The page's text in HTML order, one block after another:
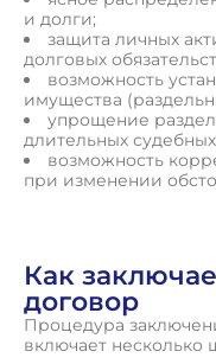
и долги;
защита личных
долговых
возможность
имущества
упрощение
длительных
возможность
при изменении
Как
договор
Процедура
включает несколько